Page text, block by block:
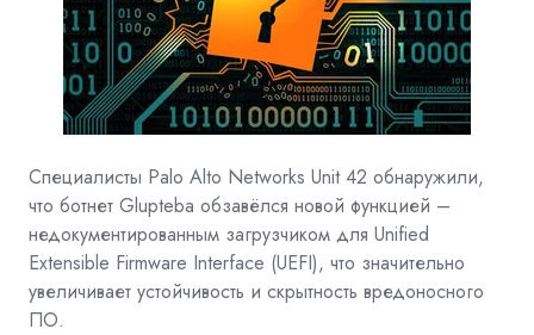
Специалисты Palo Alto Networks Unit 42 обнаружили,
что ботнет Glupteba обзавёлся новой функцией –
недокументированным загрузчиком для Unified
Extensible Firmware Interface (UEFI), что значительно
увеличивает устойчивость и скрытность вредоносного
ПО.